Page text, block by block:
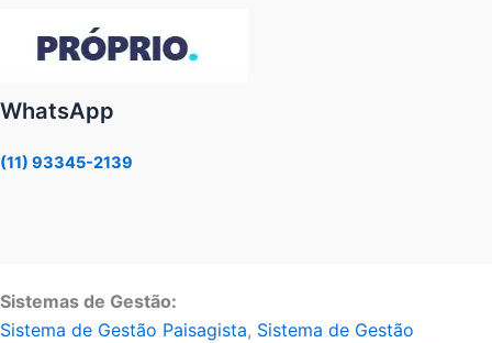
WhatsApp
(11) 93345-2139
Sistemas de Gestão:
Sistema de Gestão Paisagista, Sistema de Gestão